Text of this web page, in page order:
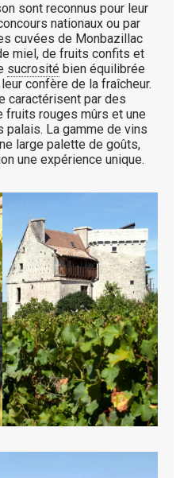
sont reconnus pour leur
nationaux ou par
cuvées de Monbazillac
miel, de fruits confits et
sucrosité bien équilibrée
confère de la fraîcheur.
caractérisent par des
fruits rouges mûrs et une
La gamme de vins
large palette de goûts,
une expérience unique.